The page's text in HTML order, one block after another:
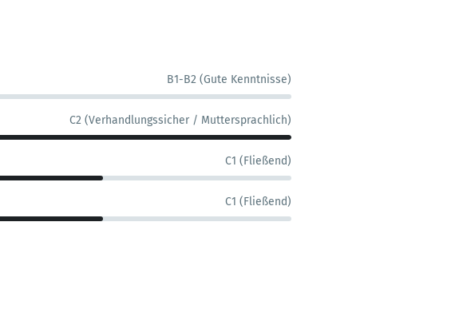
B1-B2 (Gute Kenntnisse)
C2 (Verhandlungssicher / Muttersprachlich)
C1 (Fließend)
C1 (Fließend)